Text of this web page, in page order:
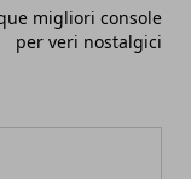
migliori console
per veri nostalgici